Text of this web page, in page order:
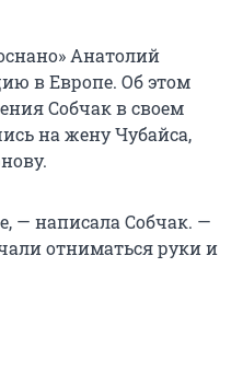
Анатолий
в Европе. Об этом
Собчак в своем
на жену Чубайса,
— написала Собчак. —
отниматься руки и